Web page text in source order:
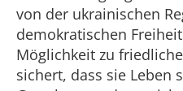
von der ukrainischen
demokratischen
Möglichkeit zu
sichert, dass sie Leben